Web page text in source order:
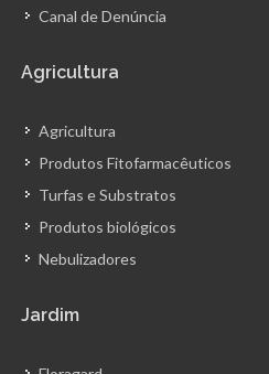
Canal de Denúncia
Agricultura
Agricultura
Produtos Fitofarmacêuticos
Turfas e Substratos
Produtos biológicos
Nebulizadores
Jardim